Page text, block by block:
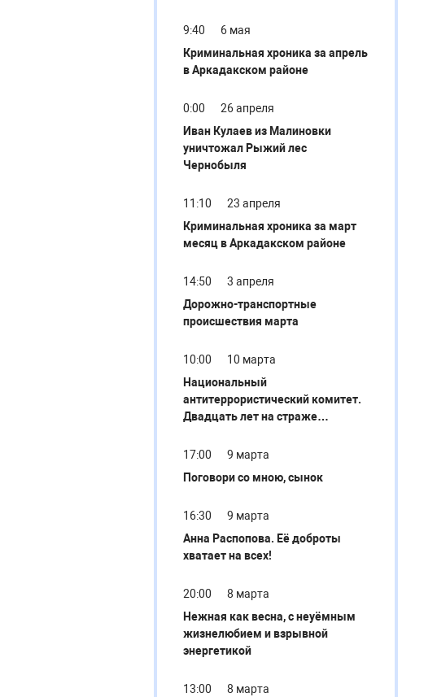
9:40
6 мая
Криминальная хроника за апрель
в Аркадакском районе
0:00
26 апреля
Иван Кулаев из Малиновки
уничтожал Рыжий лес
Чернобыля
11:10
23 апреля
Криминальная хроника за март
месяц в Аркадакском районе
14:50
3 апреля
Дорожно-транспортные
происшествия марта
10:00
10 марта
Национальный
антитеррористический комитет.
Двадцать лет на страже
17:00
9 марта
Поговори со мною, сынок
16:30
9 марта
Анна Распопова. Её доброты
хватает на всех!
20:00
8 марта
Нежная как весна, с неуёмным
жизнелюбием и взрывной
энергетикой
13:00
8 марта